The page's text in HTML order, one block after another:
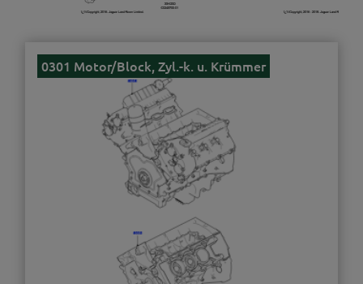
0301 Motor/Block, Zyl.-k. u. Krümmer